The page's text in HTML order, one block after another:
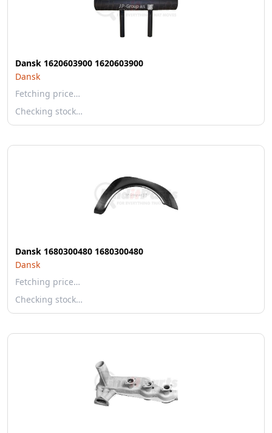
Dansk 1620603900 1620603900
Dansk
Fetching price…
Checking stock…
Dansk 1680300480 1680300480
Dansk
Fetching price…
Checking stock…